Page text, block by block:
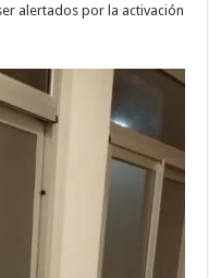
alertados por la activación